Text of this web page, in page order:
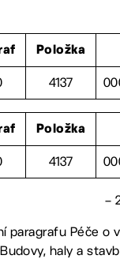
Položka
4137
Položka
4137
–
paragrafu Péče o
haly a